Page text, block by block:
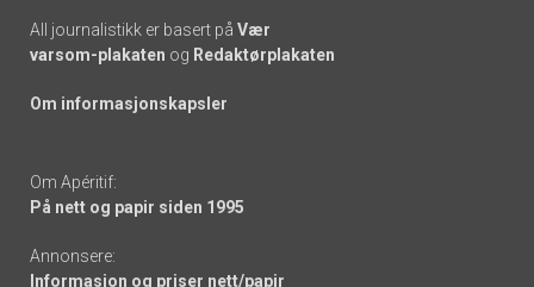
All journalistikk er basert på Vær
varsom-plakaten og Redaktørplakaten
Om informasjonskapsler
Om Apéritif:
På nett og papir siden 1995
Annonsere:
Informasjon og priser nett/papir